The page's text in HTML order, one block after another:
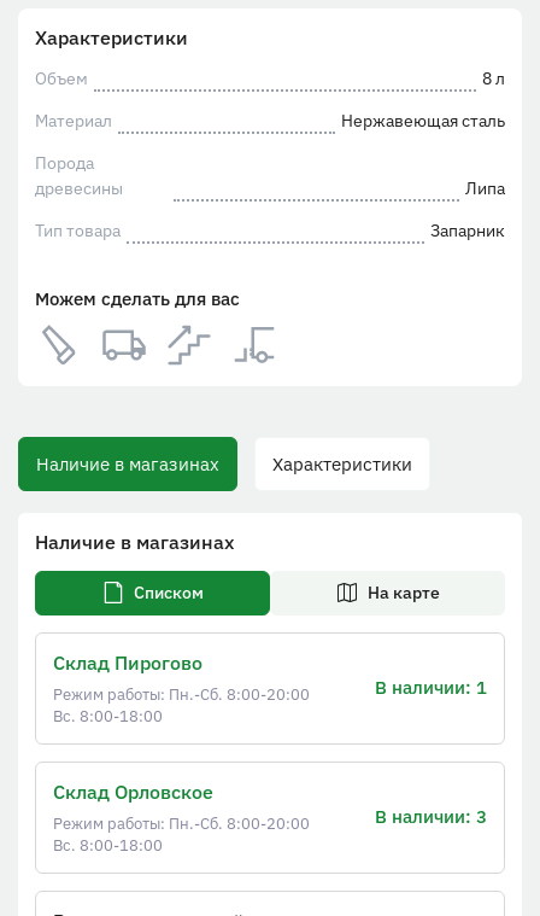
Характеристики
Объем
8 л
Материал
Нержавеющая сталь
Порода
древесины
Липа
Тип товара
Запарник
Можем сделать для вас
Наличие в магазинах Характеристики
Наличие в магазинах
Списком На карте
Склад Пирогово
Режим работы: Пн.-Сб. 8:00-20:00
Вс. 8:00-18:00
В наличии: 1
Склад Орловское
Режим работы: Пн.-Сб. 8:00-20:00
Вс. 8:00-18:00
В наличии: 3